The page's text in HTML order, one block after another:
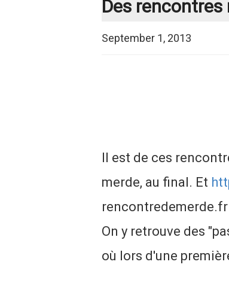
Des
September 1, 2013
Il est de ces
merde, au final. Et
On y retrouve des
où lors d'une